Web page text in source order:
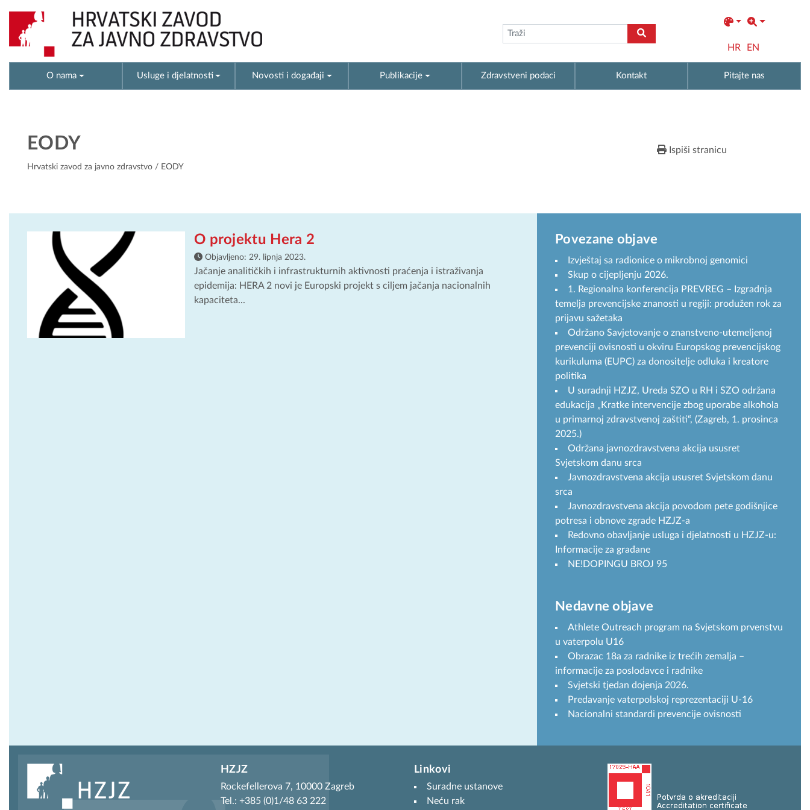
HR EN
O nama Usluge i djelatnosti Novosti i događaji Publikacije Zdravstveni podaci Kontakt Pitajte nas
EODY
Hrvatski zavod za javno zdravstvo / EODY
Ispiši stranicu
O projektu Hera 2
Objavljeno: 29. lipnja 2023.
Jačanje analitičkih i infrastrukturnih aktivnosti praćenja i istraživanja
epidemija: HERA 2 novi je Europski projekt s ciljem jačanja nacionalnih
kapaciteta...
Povezane objave
Izvještaj sa radionice o mikrobnoj genomici
Skup o cijepljenju 2026.
1. Regionalna konferencija PREVREG – Izgradnja
temelja prevencijske znanosti u regiji: produžen rok za
prijavu sažetaka
Održano Savjetovanje o znanstveno-utemeljenoj
prevenciji ovisnosti u okviru Europskog prevencijskog
kurikuluma (EUPC) za donositelje odluka i kreatore
politika
U suradnji HZJZ, Ureda SZO u RH i SZO održana
edukacija „Kratke intervencije zbog uporabe alkohola
u primarnoj zdravstvenoj zaštiti“, (Zagreb, 1. prosinca
2025.)
Održana javnozdravstvena akcija ususret
Svjetskom danu srca
Javnozdravstvena akcija ususret Svjetskom danu
srca
Javnozdravstvena akcija povodom pete godišnjice
potresa i obnove zgrade HZJZ-a
Redovno obavljanje usluga i djelatnosti u HZJZ-u:
Informacije za građane
NE!DOPINGU BROJ 95
Nedavne objave
Athlete Outreach program na Svjetskom prvenstvu
u vaterpolu U16
Obrazac 18a za radnike iz trećih zemalja –
informacije za poslodavce i radnike
Svjetski tjedan dojenja 2026.
Predavanje vaterpolskoj reprezentaciji U-16
Nacionalni standardi prevencije ovisnosti
HZJZ
Rockefellerova 7, 10000 Zagreb
Tel.: +385 (0)1/48 63 222
Linkovi
Suradne ustanove
Neću rak